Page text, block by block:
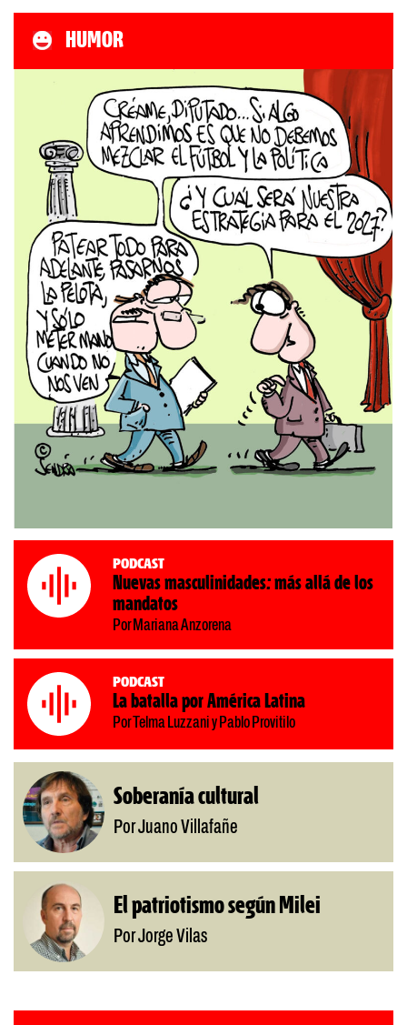
HUMOR
Podcast
Nuevas masculinidades: más allá de los
mandatos
Por Mariana Anzorena
Podcast
La batalla por América Latina
Por Telma Luzzani y Pablo Provitilo
Soberanía cultural
Por Juano Villafañe
El patriotismo según Milei
Por Jorge Vilas